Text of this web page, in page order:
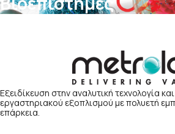
Λυοφιλοποιητές
Εξειδίκευση στην αναλυτική τεχνολογία
εργαστηριακού εξοπλισμού με πολυετή
επάρκεια.